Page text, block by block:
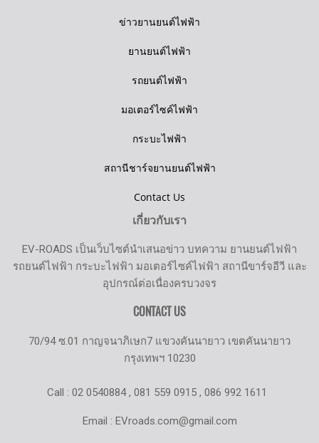
ข่าวยานยนต์ไฟฟ้า
ยานยนต์ไฟฟ้า
รถยนต์ไฟฟ้า
มอเตอร์ไซค์ไฟฟ้า
กระบะไฟฟ้า
สถานีชาร์จยานยนต์ไฟฟ้า
Contact Us
เกี่ยวกับเรา
EV-ROADS เป็นเว็บไซต์นำเสนอข่าว บทความ ยานยนต์ไฟฟ้า
รถยนต์ไฟฟ้า กระบะไฟฟ้า มอเตอร์ไซค์ไฟฟ้า สถานีขาร์จอีวี และ
อุปกรณ์ต่อเนื่องครบวงจร
CONTACT US
70/94 ซ.01 กาญจนาภิเษก7 แขวงคันนายาว เขตคันนายาว
กรุงเทพฯ 10230
Call : 02 0540884 , 081 559 0915 , 086 992 1611
Email : EVroads.com@gmail.com